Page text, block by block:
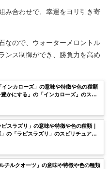
み合わせで、幸運をヨリ引き寄
なので、ウォーターメロントル
ンス制御ができ、勝負力を高め
インカローズ」の意味や特徴や色の種類
豊かにする」の「インカローズ」のスピ
スラズリ」の意味や特徴や色の種類｜
の「ラピスラズリ」のスピリチュアル
チルクオーツ」の意味や特徴や色の種類